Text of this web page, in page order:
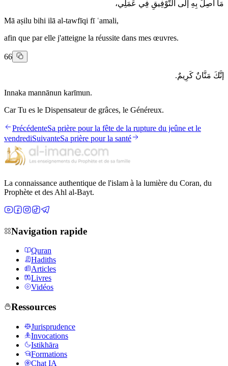
مَا أَصِلُ بِهِ إلَى التَّوْفِيقِ فِي عَمَلِي،
Mā aṣilu bihi ilā al-tawfīqi fī ʿamali,
afin que par elle j'atteigne la réussite dans mes œuvres.
66
إنَّكَ مَنَّانٌ كَرِيمٌ.
Innaka mannānun karīmun.
Car Tu es le Dispensateur de grâces, le Généreux.
PrécédenteSa prière pour la fête de la rupture du jeûne et le
vendrediSuivanteSa prière pour la santé
La connaissance authentique de l'islam à la lumière du Coran, du
Prophète et des Ahl al-Bayt.
Navigation rapide
Quran
Hadiths
Articles
Livres
Vidéos
Ressources
Jurisprudence
Invocations
Istikhāra
Formations
Chat IA